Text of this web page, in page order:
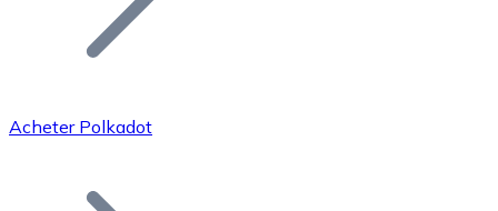
Bitcoin
Acheter Polkadot